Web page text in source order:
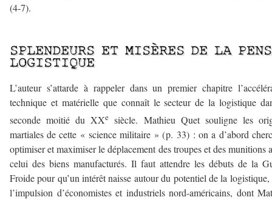
(4-7).
SPLENDEURS ET MISÈRES DE LA
LOGISTIQUE
L’auteur s’attarde à rappeler dans un premier chapitre
technique et matérielle que connaît le secteur de la logistique
seconde moitié du XXe siècle. Mathieu Quet souligne les
martiales de cette « science militaire » (p. 33) : on a d’abord
optimiser et maximiser le déplacement des troupes et des munitions
celui des biens manufacturés. Il faut attendre les débuts de la
Froide pour qu’un intérêt naisse autour du potentiel de la logistique,
l’impulsion d’économistes et industriels nord-américains, dont